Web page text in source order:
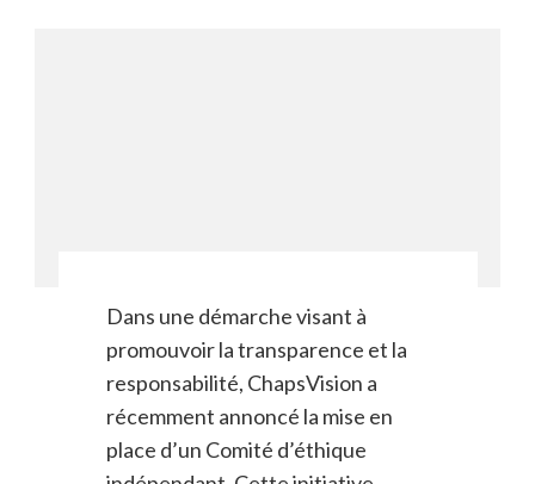
Dans une démarche visant à
promouvoir la transparence et la
responsabilité, ChapsVision a
récemment annoncé la mise en
place d’un Comité d’éthique